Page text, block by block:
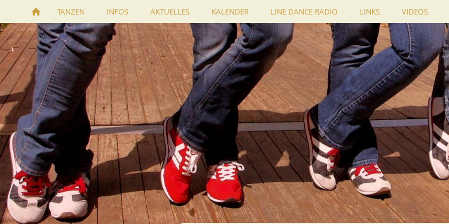
TANZEN INFOS AKTUELLES KALENDER LINE DANCE RADIO LINKS VIDEOS